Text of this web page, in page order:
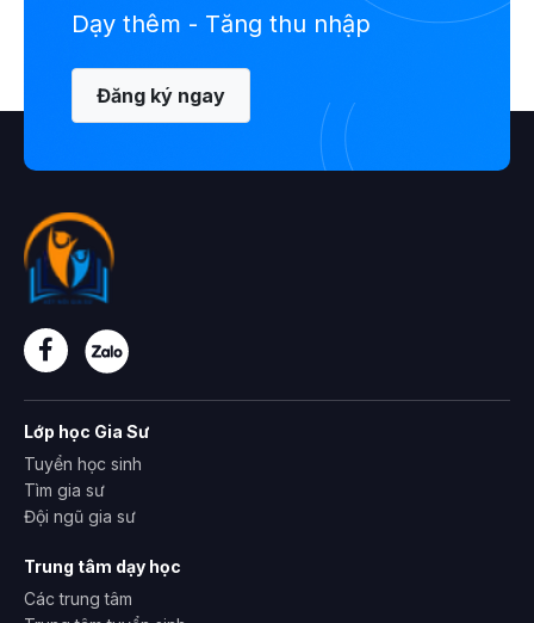
Dạy thêm - Tăng thu nhập
Đăng ký ngay
Lớp học Gia Sư
Tuyển học sinh
Tìm gia sư
Đội ngũ gia sư
Trung tâm dạy học
Các trung tâm